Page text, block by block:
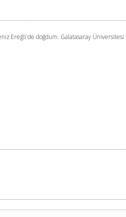
Ereğli'de doğdum. Galatasaray